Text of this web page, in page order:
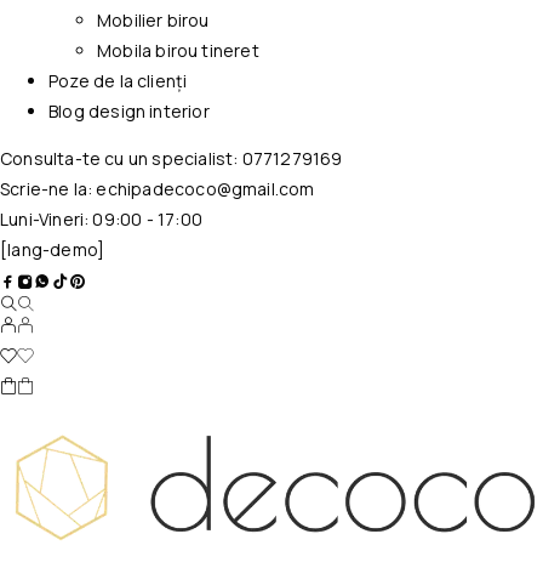
Mobilier birou
Mobila birou tineret
Poze de la clienți
Blog design interior
Consulta-te cu un specialist: 0771279169
Scrie-ne la:echipadecoco@gmail.com
Luni-Vineri: 09:00 - 17:00
[lang-demo]